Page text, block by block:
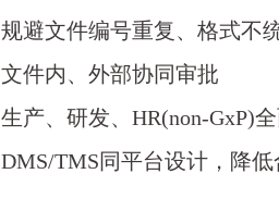
规避文件编号重复、格式不
文件内、外部协同审批
生产、研发、HR(non-GxP)
DMS/TMS同平台设计，降